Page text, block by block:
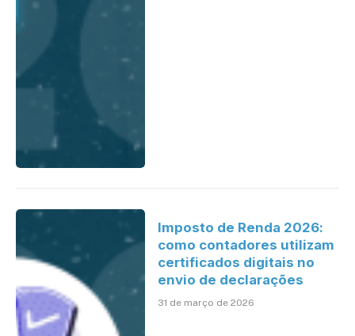
Imposto de Renda 2026:
como contadores utilizam
certificados digitais no
envio de declarações
31 de março de 2026